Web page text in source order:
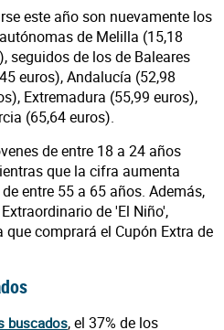
este año son nuevamente los
de Melilla (15,18
seguidos de los de Baleares
euros), Andalucía (52,98
Extremadura (55,99 euros),
(65,64 euros).
de entre 18 a 24 años
que la cifra aumenta
entre 55 a 65 años. Además,
de 'El Niño',
comprará el Cupón Extra de
buscados, el 37% de los